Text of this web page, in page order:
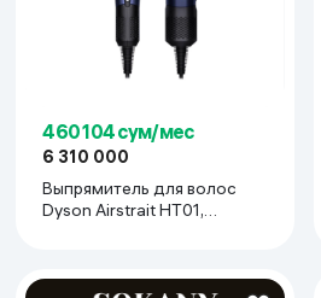
460 104 сум/мес
6 310 000
Выпрямитель для волос
Dyson Airstrait HT01,